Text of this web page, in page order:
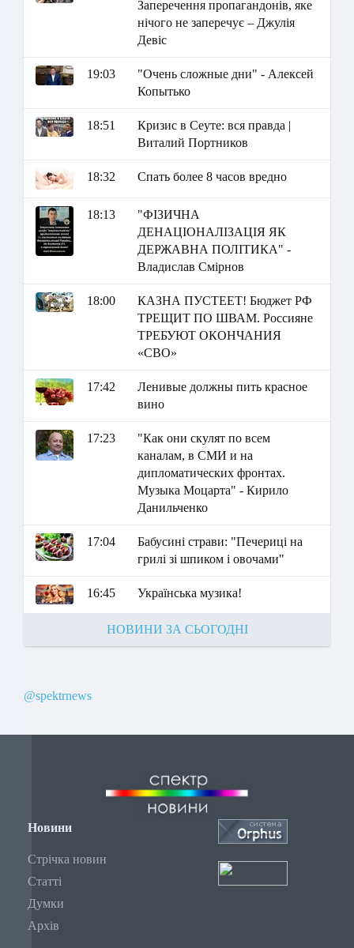
Заперечення пропагандонів, яке
нічого не заперечує – Джулія
Девіс
19:03
"Очень сложные дни" - Алексей
Копытько
18:51
Кризис в Сеуте: вся правда |
Виталий Портников
18:32 Спать более 8 часов вредно
18:13
"ФІЗИЧНА
ДЕНАЦІОНАЛІЗАЦІЯ ЯК
ДЕРЖАВНА ПОЛІТИКА" -
Владислав Смірнов
18:00
КАЗНА ПУСТЕЕТ! Бюджет РФ
ТРЕЩИТ ПО ШВАМ. Россияне
ТРЕБУЮТ ОКОНЧАНИЯ
«СВО»
17:42
Ленивые должны пить красное
вино
17:23
"Как они скулят по всем
каналам, в СМИ и на
дипломатических фронтах.
Музыка Моцарта" - Кирило
Данильченко
17:04
Бабусині страви: "Печериці на
грилі зі шпиком і овочами"
16:45 Українська музика!
НОВИНИ ЗА СЬОГОДНІ
@spektrnews
Новини
Стрічка новин
Статті
Думки
Архів